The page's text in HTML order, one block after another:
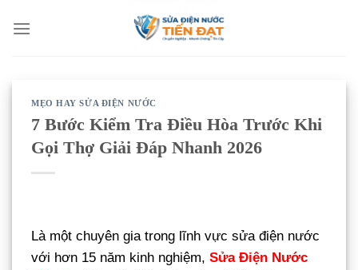
qua
MẸO HAY SỬA ĐIỆN NƯỚC
7 Bước Kiểm Tra Điều Hòa Trước Khi
Gọi Thợ Giải Đáp Nhanh 2026
Là một chuyên gia trong lĩnh vực sửa điện nước
với hơn 15 năm kinh nghiệm, Sửa Điện Nước